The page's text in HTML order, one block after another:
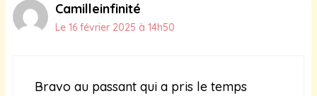
Camilleinfinité
Le 16 février 2025 à 14h50
Bravo au passant qui a pris le temps